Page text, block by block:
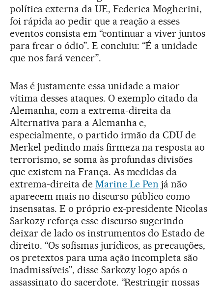
política externa da UE, Federica Mogherini,
foi rápida ao pedir que a reação a esses
eventos consista em “continuar a viver juntos
para frear o ódio”. E concluiu: “É a unidade
que nos fará vencer”.
Mas é justamente essa unidade a maior
vítima desses ataques. O exemplo citado da
Alemanha, com a extrema-direita da
Alternativa para a Alemanha e,
especialmente, o partido irmão da CDU de
Merkel pedindo mais firmeza na resposta ao
terrorismo, se soma às profundas divisões
que existem na França. As medidas da
extrema-direita de Marine Le Pen já não
aparecem mais no discurso público como
insensatas. E o próprio ex-presidente Nicolas
Sarkozy reforça esse discurso sugerindo
deixar de lado os instrumentos do Estado de
direito. “Os sofismas jurídicos, as precauções,
os pretextos para uma ação incompleta são
inadmissíveis”, disse Sarkozy logo após o
assassinato do sacerdote. “Restringir nossas